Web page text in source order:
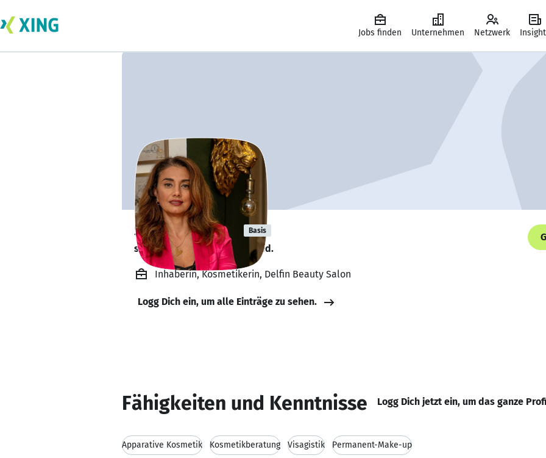
Jobs finden Unternehmen Netzwerk
Shila Dadashi Basis
sucht ein neues Team-Mitglied.
Inhaberin, Kosmetikerin, Delfin Beauty Salon
Logg Dich ein, um alle Einträge zu sehen.
Fähigkeiten und Kenntnisse Logg Dich jetzt ein, um das ganze
Apparative Kosmetik Kosmetikberatung Visagistik Permanent-Make-up